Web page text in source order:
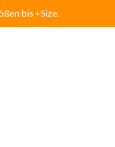
bis +Size.